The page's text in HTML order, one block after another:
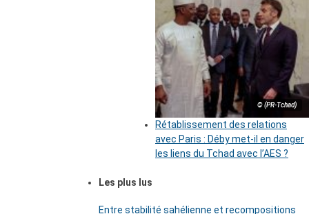
© (PR-Tchad)
Rétablissement des relations
avec Paris : Déby met-il en danger
les liens du Tchad avec l’AES ?
Les plus lus
Entre stabilité sahélienne et recompositions